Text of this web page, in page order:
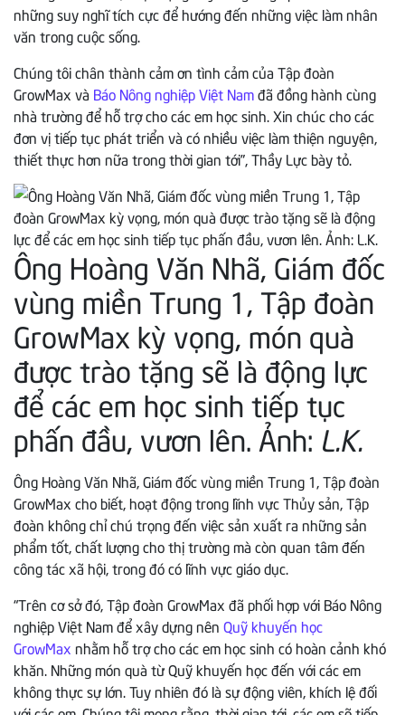
những suy nghĩ tích cực để hướng đến những việc làm nhân
văn trong cuộc sống.
Chúng tôi chân thành cảm ơn tình cảm của Tập đoàn
GrowMax và Báo Nông nghiệp Việt Namđã đồng hành cùng
nhà trường để hỗ trợ cho các em học sinh. Xin chúc cho các
đơn vị tiếp tục phát triển và có nhiều việc làm thiện nguyện,
thiết thực hơn nữa trong thời gian tới”, Thầy Lực bày tỏ.
Ông Hoàng Văn Nhã, Giám đốc
vùng miền Trung 1, Tập đoàn
GrowMax kỳ vọng, món quà
được trào tặng sẽ là động lực
để các em học sinh tiếp tục
phấn đầu, vươn lên. Ảnh: L.K.
Ông Hoàng Văn Nhã, Giám đốc vùng miền Trung 1, Tập đoàn
GrowMax cho biết, hoạt động trong lĩnh vực Thủy sản, Tập
đoàn không chỉ chú trọng đến việc sản xuất ra những sản
phẩm tốt, chất lượng cho thị trường mà còn quan tâm đến
công tác xã hội, trong đó có lĩnh vực giáo dục.
“Trên cơ sở đó, Tập đoàn GrowMax đã phối hợp với Báo Nông
nghiệp Việt Nam để xây dựng nên Quỹ khuyến học
GrowMax nhằm hỗ trợ cho các em học sinh có hoàn cảnh khó
khăn. Những món quà từ Quỹ khuyến học đến với các em
không thực sự lớn. Tuy nhiên đó là sự động viên, khích lệ đối